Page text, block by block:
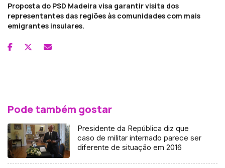
Proposta do PSD Madeira visa garantir visita dos
representantes das regiões às comunidades com mais
emigrantes insulares.
Pode também gostar
Presidente da República diz que
caso de militar internado parece ser
diferente de situação em 2016